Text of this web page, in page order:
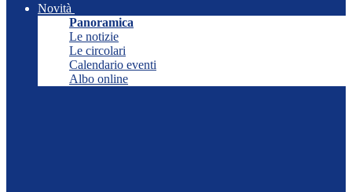
Novità
Panoramica
Le notizie
Le circolari
Calendario eventi
Albo online